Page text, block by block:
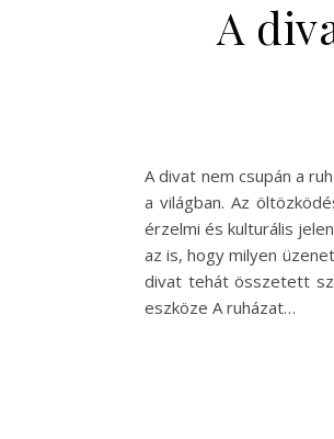
A
A divat nem csupán a
a világban. Az
érzelmi és kulturális
az is, hogy milyen
divat tehát összetett
eszköze A ruházat…